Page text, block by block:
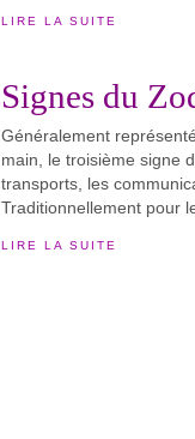
LIRE LA SUITE
Signes du
Généralement
main, le troisième signe
transports, les
Traditionnellement pour
LIRE LA SUITE